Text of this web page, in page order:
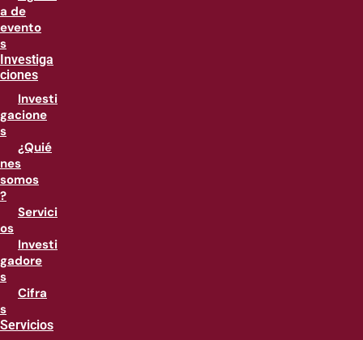
a de
evento
s
Investiga
ciones
Investi
gacione
s
¿Quié
nes
somos
?
Servici
os
Investi
gadore
s
Cifra
s
Servicios